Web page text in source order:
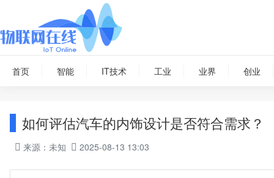
首页 智能 IT技术 工业 业界 创业
如何评估汽车的内饰设计是否符合需求？
来源：未知 2025-08-13 13:03